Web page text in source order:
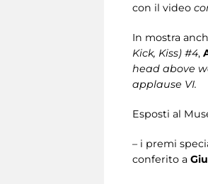
con il video
In mostra
Kick, Kiss) #4,
head above
applause VI.
Esposti al
– i premi
conferito a